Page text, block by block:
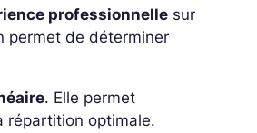
professionnelle sur
permet de déterminer
. Elle permet
répartition optimale.